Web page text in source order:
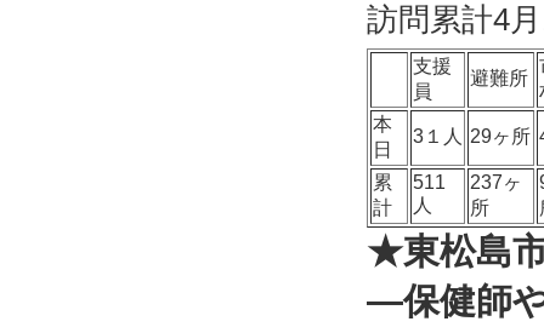
訪問累計4
支援
員
避難所
本
日
3１人 29ヶ所
累
計
511
人
237ヶ
所
★東松島
―保健師